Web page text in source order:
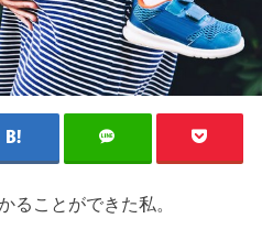
ることができた私。